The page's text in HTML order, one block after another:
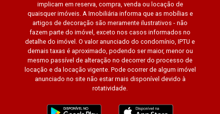
implicam em reserva, compra, venda ou locação de
quaisquer imóveis. A Imobiliária informa que as mobílias e
artigos de decoração são meramente ilustrativos - não
fazem parte do imóvel, exceto nos casos informados no
detalhe do imóvel. O valor anunciado do condomínio, IPTU e
demais taxas é aproximado, podendo ser maior, menor ou
mesmo passível de alteração no decorrer do processo de
locação e da locação vigente. Pode ocorrer de algum imóvel
anunciado no site não estar mais disponível devido à
rotatividade.